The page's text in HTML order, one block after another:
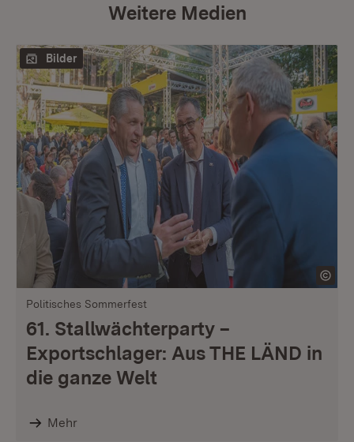
Weitere Medien
Bilder
Politisches Sommerfest
61. Stallwächterparty –
Exportschlager: Aus THE LÄND in
die ganze Welt
Mehr